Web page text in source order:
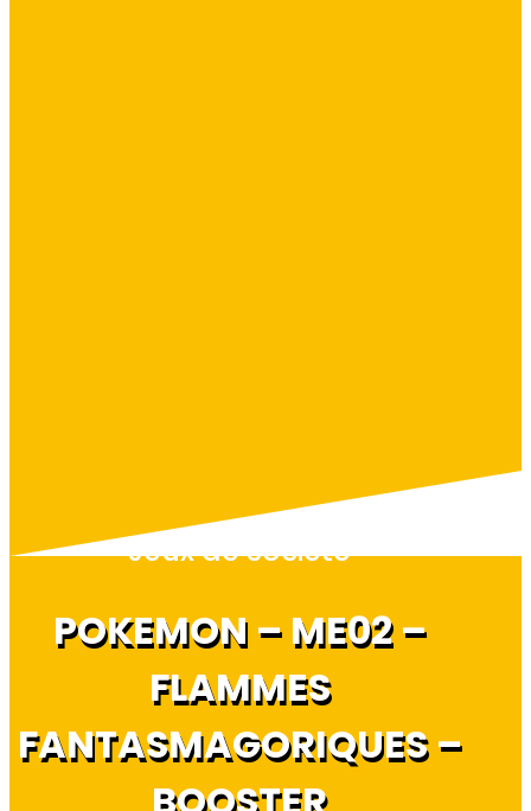
Jeux de société
POKEMON – ME02 –
FLAMMES
FANTASMAGORIQUES –